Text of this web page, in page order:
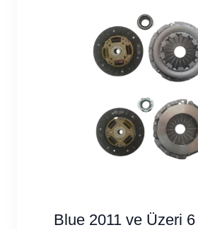
Blue 2011 ve Üzeri